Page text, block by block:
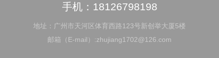
手机：18126798198
地址：广州市天河区体育西路123号新创举大厦5楼
邮箱（E-mail）:zhujiang1702@126.com